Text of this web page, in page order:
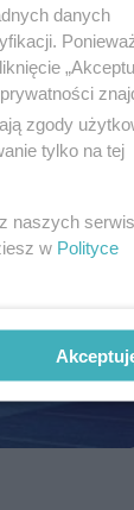
danych
zgody
tylko na tej
naszych
w Polityce